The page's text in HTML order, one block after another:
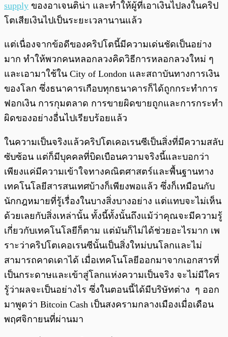
supply ของอาเจนติน่า และทำให้ผู้ที่เอาเงินไปลงในคริป
โตเสียเงินไปเป็นระยะเวลานานแล้ว
แต่เนื่องจากข้อดีของคริปโตนี้มีความเด่นชัดเป็นอย่าง
มาก ทำให้พวกคนหลอกลวงคิดวิธีการหลอกลวงใหม่ ๆ
และเอามาใช้ใน City of London และสถาบันทางการเงิน
ของโลก ซึ่งธนาคารเกือบทุกธนาคารก็ได้ถูกกระทำการ
ฟอกเงิน การกุมตลาด การขายผิดขายถูกและการกระทำ
ผิดของอย่างอื่นไปเรียบร้อยแล้ว
ในความเป็นจริงแล้วคริปโตเคอเรนซีเป็นสิ่งที่มีความสลับ
ซับซ้อน แต่ก็มีบุคคลที่บิดเบือนความจริงนี้และบอกว่า
เพียงแค่มีความเข้าใจทางคณิตศาสตร์และพื้นฐานทาง
เทคโนโลยีสารสนเทศบ้างก็เพียงพอแล้ว ซึ่งก็เหมือนกับ
นักกฎหมายที่รู้เรื่องในบางสิ่งบางอย่าง แต่แทบจะไม่เห็น
ด้วยเลยกับสิ่งเหล่านั้น ทั้งนี้ทั้งนั้นถึงแม้ว่าคุณจะมีความรู้
เกี่ยวกับเทคโนโลยีก็ตาม แต่มันก็ไม่ได้ช่วยอะไรมาก เพ
ราะว่าคริปโตเคอเรนซีนั้นเป็นสิ่งใหม่บนโลกและไม่
สามารถคาดเดาได้ เมื่อเทคโนโลยีออกมาจากเอกสารที่
เป็นกระดาษและเข้าสู่โลกแห่งความเป็นจริง จะไม่มีใคร
รู้ว่าผลจะเป็นอย่างไร ซึ่งในตอนนี้ได้มีบริษัทต่าง ๆ ออก
มาพูดว่า Bitcoin Cash เป็นสงครามกลางเมืองเมื่อเดือน
พฤศจิกายนที่ผ่านมา